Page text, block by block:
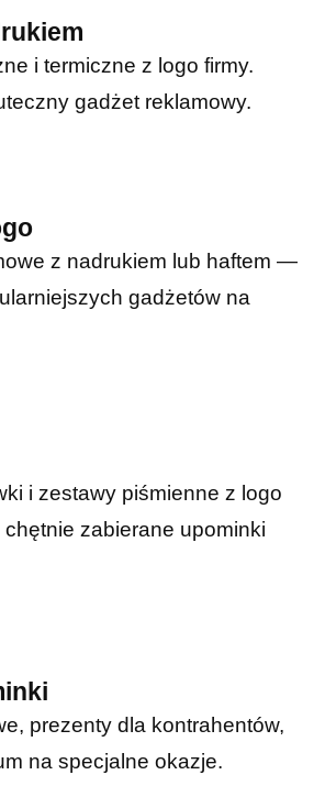
i termiczne z logo firmy.
gadżet reklamowy.
z nadrukiem lub haftem —
gadżetów na
i zestawy piśmienne z logo
zabierane upominki
prezenty dla kontrahentów,
na specjalne okazje.